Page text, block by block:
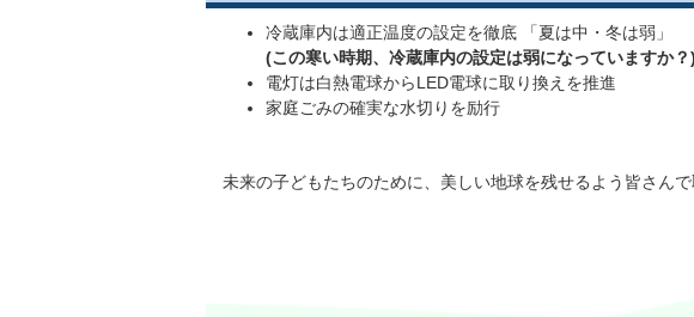
冷蔵庫内は適正温度の設定を徹底 「夏は中・冬は弱」
(この寒い時期、冷蔵庫内の設定は弱になっていますか？)
電灯は白熱電球からLED電球に取り換えを推進
家庭ごみの確実な水切りを励行
未来の子どもたちのために、美しい地球を残せるよう皆さんで